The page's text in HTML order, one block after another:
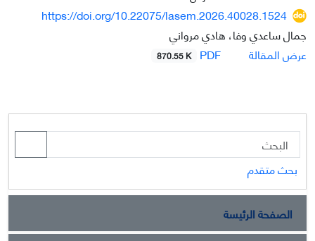
https://doi.org/10.22075/lasem.2026.40028.1524
جمال ساعدي وفا، هادي مرواني
عرض المقالة
870.55 K
بحث متقدم
الصفحة الرئيسة